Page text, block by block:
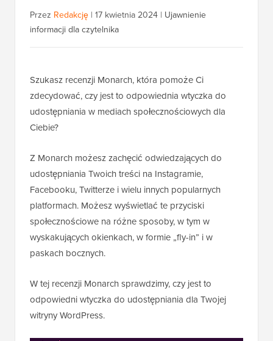
Przez Redakcję | 17 kwietnia 2024 | Ujawnienie
informacji dla czytelnika
Szukasz recenzji Monarch, która pomoże Ci
zdecydować, czy jest to odpowiednia wtyczka do
udostępniania w mediach społecznościowych dla
Ciebie?
Z Monarch możesz zachęcić odwiedzających do
udostępniania Twoich treści na Instagramie,
Facebooku, Twitterze i wielu innych popularnych
platformach. Możesz wyświetlać te przyciski
społecznościowe na różne sposoby, w tym w
wyskakujących okienkach, w formie „fly-in” i w
paskach bocznych.
W tej recenzji Monarch sprawdzimy, czy jest to
odpowiedni wtyczka do udostępniania dla Twojej
witryny WordPress.